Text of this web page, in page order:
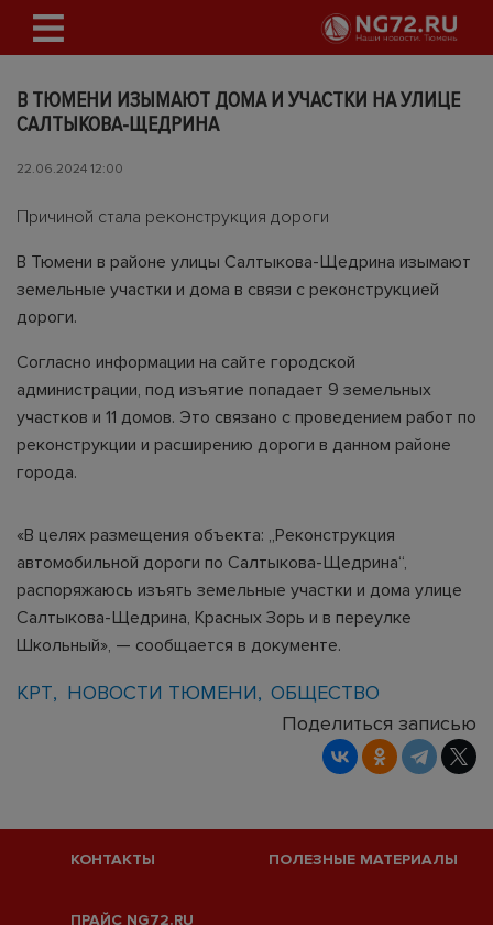
В ТЮМЕНИ ИЗЫМАЮТ ДОМА И УЧАСТКИ НА УЛИЦЕ
САЛТЫКОВА-ЩЕДРИНА
22.06.2024 12:00
Причиной стала реконструкция дороги
В Тюмени в районе улицы Салтыкова-Щедрина изымают
земельные участки и дома в связи с реконструкцией
дороги.
Согласно информации на сайте городской
администрации, под изъятие попадает 9 земельных
участков и 11 домов. Это связано с проведением работ по
реконструкции и расширению дороги в данном районе
города.
«В целях размещения объекта: „Реконструкция
автомобильной дороги по Салтыкова-Щедрина“,
распоряжаюсь изъять земельные участки и дома улице
Салтыкова-Щедрина, Красных Зорь и в переулке
Школьный», — сообщается в документе.
КРТ НОВОСТИ ТЮМЕНИ
ОБЩЕСТВО
Поделиться записью
КОНТАКТЫ ПОЛЕЗНЫЕ МАТЕРИАЛЫ
ПРАЙС NG72.RU